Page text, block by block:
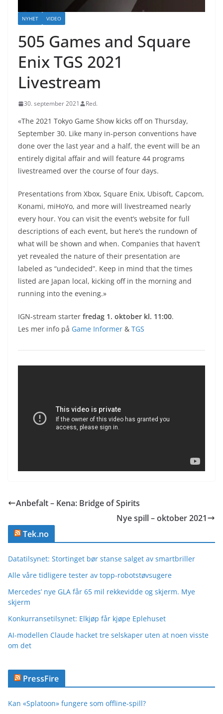
NYHET VIDEO
505 Games and Square
Enix TGS 2021
Livestream
30. september 2021 Red.
«The 2021 Tokyo Game Show kicks off on Thursday,
September 30. Like many in-person conventions have
done over the last year and a half, the event will be an
entirely digital affair and will feature 44 programs
livestreamed over the course of four days.
Presentations from Xbox, Square Enix, Ubisoft, Capcom,
Konami, miHoYo, and more will livestreamed nearly
every hour. You can visit the event’s website for full
descriptions of each event, but here’s the rundown of
what will be shown and when. Companies that haven’t
yet revealed the nature of their presentation are
labeled as “undecided”. Keep in mind that the times
listed are Japan local, kicking off in the morning and
running into the evening.»
IGN-stream starter fredag 1. oktober kl. 11:00.
Les mer info på Game Informer & TGS
Anbefalt – Kena: Bridge of Spirits
Nye spill – oktober 2021
Tek.no
Datatilsynet: Stortinget bør stanse salget av smartbriller
Alle våre tidligere tester av topp-robotstøvsugere
Mercedes’ nye GLA får 65 mil rekkevidde og skjerm. Mye
skjerm
Konkurransetilsynet: Elkjøp får kjøpe Eplehuset
AI-modellen Claude hacket tre selskaper uten at noen visste
om det
PressFire
Kan «Splatoon» fungere som offline-spill?